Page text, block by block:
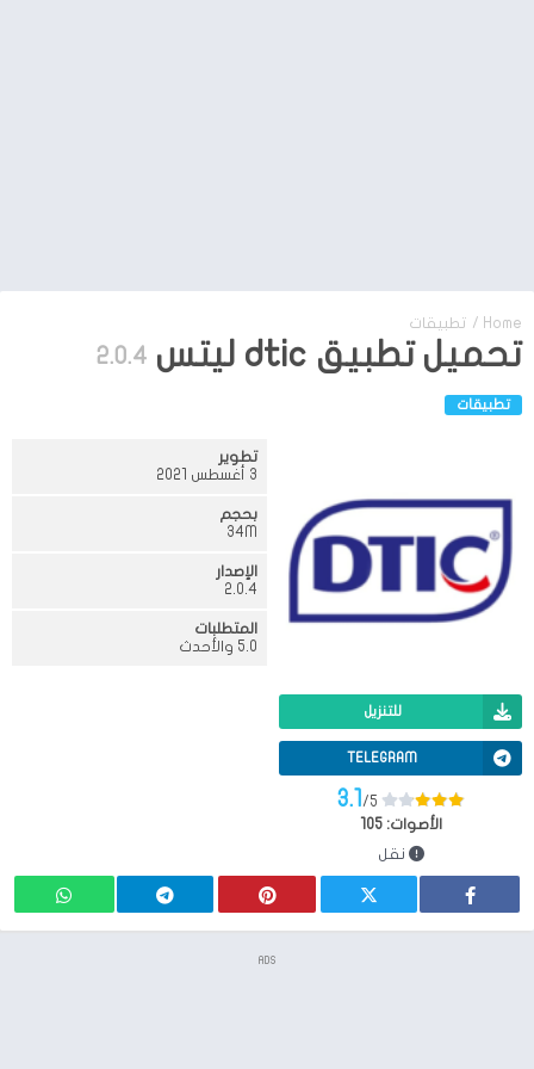
Home
/ تطبيقات
تحميل تطبيق dtic ليتس 2.0.4
تطبيقات
للتنزيل
TELEGRAM
3.1/5
الأصوات:105
نقل
تطوير
3 أغسطس 2021
بحجم
34M
الإصدار
2.0.4
المتطلبات
5.0 والأحدث
ADS